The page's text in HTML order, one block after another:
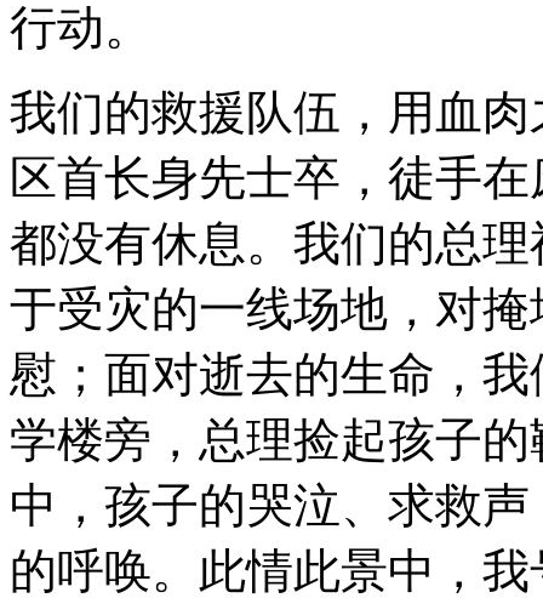
行动。
我们的救援队伍，用血
区首长身先士卒，徒手
都没有休息。我们的总
于受灾的一线场地，对
慰；面对逝去的生命，
学楼旁，总理捡起孩子
中，孩子的哭泣、求救
的呼唤。此情此景中，